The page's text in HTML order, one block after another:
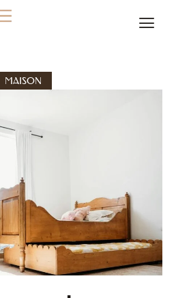
MAISON